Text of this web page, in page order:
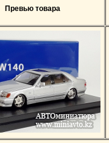
Превью товара